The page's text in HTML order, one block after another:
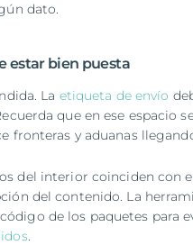
dato.
estar bien puesta
La etiqueta de envío
que en ese espacio
fronteras y aduanas
del interior coinciden con
del contenido. La
de los paquetes para
.